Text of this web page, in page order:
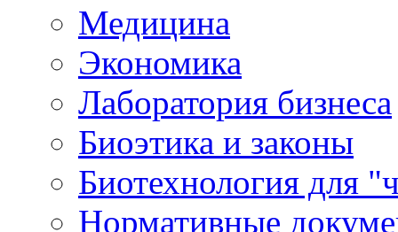
Медицина
Экономика
Лаборатория бизнеса
Биоэтика и законы
Биотехнология для
Нормативные